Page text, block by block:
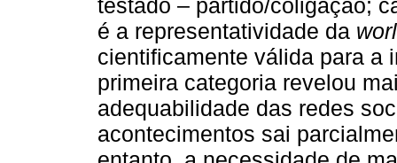
testado – partido/coligação;
é a representatividade da
cientificamente válida para a
primeira categoria revelou
adequabilidade das redes
acontecimentos sai